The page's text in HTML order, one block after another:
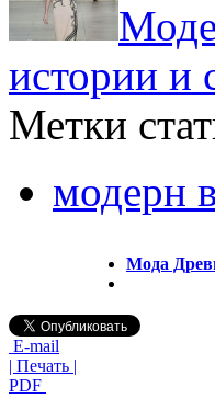
истории и
Метки
модерн
Мода
E-mail
| Печать |
PDF